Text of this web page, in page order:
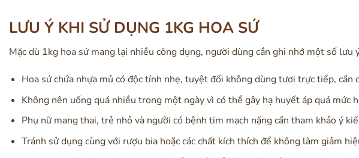
LƯU Ý KHI SỬ DỤNG 1KG HOA SỨ
Mặc dù 1kg hoa sứ mang lại nhiều công dụng, người dùng cần ghi nhớ một số lưu
Hoa sứ chứa nhựa mủ có độc tính nhẹ, tuyệt đối không dùng tươi trực tiếp, cần
Không nên uống quá nhiều trong một ngày vì có thể gây hạ huyết áp quá mức
Phụ nữ mang thai, trẻ nhỏ và người có bệnh tim mạch nặng cần tham khảo ý
Tránh sử dụng cùng với rượu bia hoặc các chất kích thích để không làm giảm